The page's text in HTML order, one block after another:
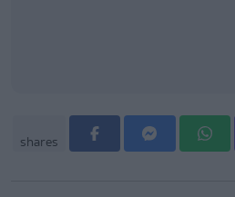
shares